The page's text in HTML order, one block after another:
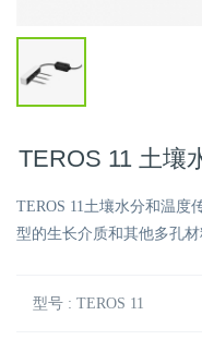
TEROS 11 土壤
TEROS 11土壤水分和温度
型的生长介质和其他多孔材
型号 : TEROS 11